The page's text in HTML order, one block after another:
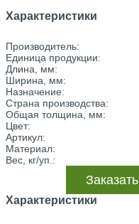
Характеристики
Производитель:
Единица продукции:
Длина, мм:
Ширина, мм:
Назначение:
Страна производства:
Общая толщина, мм:
Цвет:
Артикул:
Материал:
Вес, кг/уп.:
Заказать
Характеристики